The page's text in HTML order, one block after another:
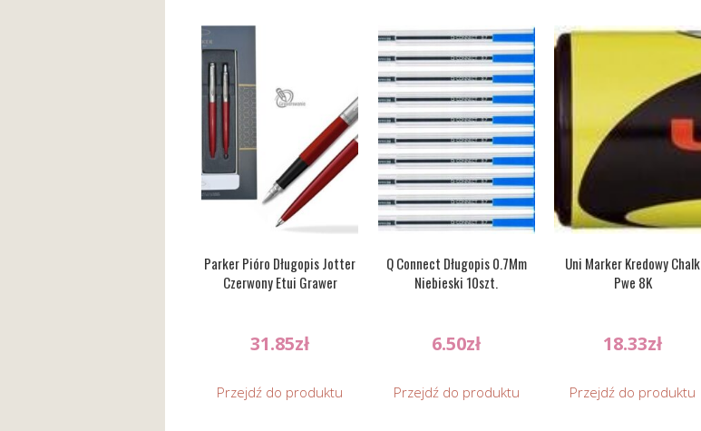
Parker Pióro Długopis Jotter
Czerwony Etui Grawer
31.85zł
Przejdź do produktu
Q Connect Długopis 0.7Mm
Niebieski 10szt.
6.50zł
Przejdź do produktu
Uni Marker Kredowy Chalk
Pwe 8K
18.33zł
Przejdź do produktu